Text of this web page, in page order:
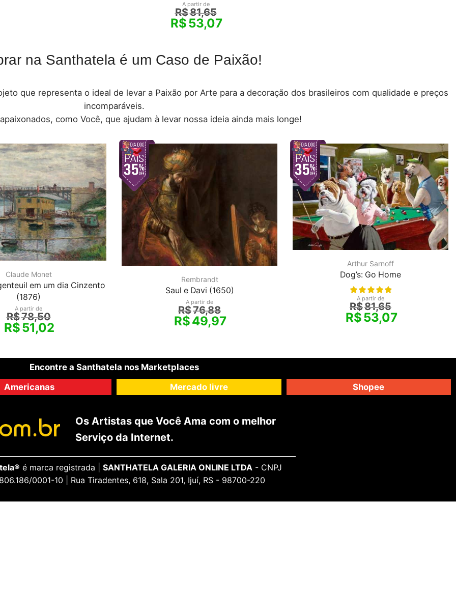
A partir de
R$81,65
R$53,07
na Santhatela é um Caso de Paixão!
que representa o ideal de levar a Paixão por Arte para a decoração dos brasileiros com qualidade e preços
incomparáveis.
como Você, que ajudam à levar nossa ideia ainda mais longe!
Claude Monet
em um dia Cinzento
(1876)
A partir de
R$78,50
R$51,02
Rembrandt
Saul e Davi (1650)
A partir de
R$76,88
R$49,97
Arthur Sarnoff
Dog’s: Go Home
A partir de
R$81,65
R$53,07
Encontre a Santhatela nos Marketplaces
Americanas
Mercado livre Shopee
Os Artistas que Você Ama com o melhor
Serviço da Internet.
é marca registrada | SANTHATELA GALERIA ONLINE LTDA- CNPJ
0001-10 | Rua Tiradentes, 618, Sala 201, Ijuí, RS - 98700-220